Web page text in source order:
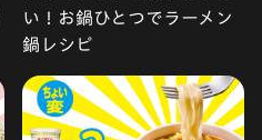
い！お鍋ひとつでラーメン
鍋レシピ